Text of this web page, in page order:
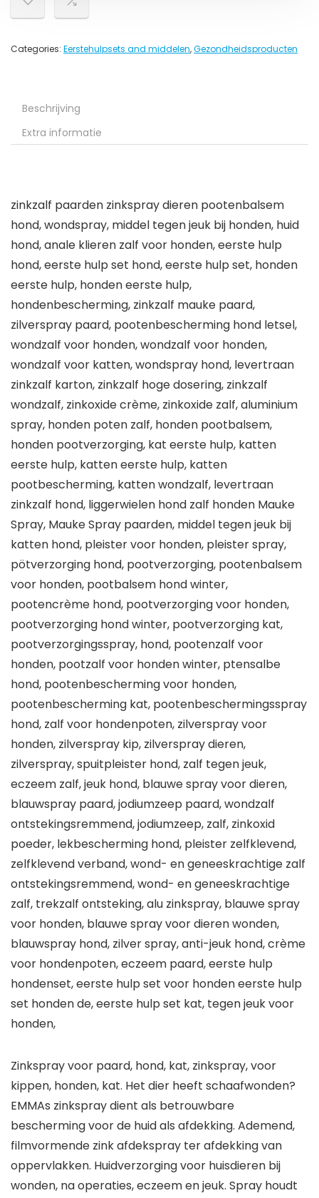
Categories: Eerstehulpsets and middelen,Gezondheidsproducten
Beschrijving
Extra informatie
zinkzalf paarden zinkspray dieren pootenbalsem
hond, wondspray, middel tegen jeuk bij honden, huid
hond, anale klieren zalf voor honden, eerste hulp
hond, eerste hulp set hond, eerste hulp set, honden
eerste hulp, honden eerste hulp,
hondenbescherming, zinkzalf mauke paard,
zilverspray paard, pootenbescherming hond letsel,
wondzalf voor honden, wondzalf voor honden,
wondzalf voor katten, wondspray hond, levertraan
zinkzalf karton, zinkzalf hoge dosering, zinkzalf
wondzalf, zinkoxide crème, zinkoxide zalf, aluminium
spray, honden poten zalf, honden pootbalsem,
honden pootverzorging, kat eerste hulp, katten
eerste hulp, katten eerste hulp, katten
pootbescherming, katten wondzalf, levertraan
zinkzalf hond, liggerwielen hond zalf honden Mauke
Spray, Mauke Spray paarden, middel tegen jeuk bij
katten hond, pleister voor honden, pleister spray,
pötverzorging hond, pootverzorging, pootenbalsem
voor honden, pootbalsem hond winter,
pootencrème hond, pootverzorging voor honden,
pootverzorging hond winter, pootverzorging kat,
pootverzorgingsspray, hond, pootenzalf voor
honden, pootzalf voor honden winter, ptensalbe
hond, pootenbescherming voor honden,
pootenbescherming kat, pootenbeschermingsspray
hond, zalf voor hondenpoten, zilverspray voor
honden, zilverspray kip, zilverspray dieren,
zilverspray, spuitpleister hond, zalf tegen jeuk,
eczeem zalf, jeuk hond, blauwe spray voor dieren,
blauwspray paard, jodiumzeep paard, wondzalf
ontstekingsremmend, jodiumzeep, zalf, zinkoxid
poeder, lekbescherming hond, pleister zelfklevend,
zelfklevend verband, wond- en geneeskrachtige zalf
ontstekingsremmend, wond- en geneeskrachtige
zalf, trekzalf ontsteking, alu zinkspray, blauwe spray
voor honden, blauwe spray voor dieren wonden,
blauwspray hond, zilver spray, anti-jeuk hond, crème
voor hondenpoten, eczeem paard, eerste hulp
hondenset, eerste hulp set voor honden eerste hulp
set honden de, eerste hulp set kat, tegen jeuk voor
honden,
Zinkspray voor paard, hond, kat, zinkspray, voor
kippen, honden, kat. Het dier heeft schaafwonden?
EMMAs zinkspray dient als betrouwbare
bescherming voor de huid als afdekking. Ademend,
filmvormende zink afdekspray ter afdekking van
oppervlakken. Huidverzorging voor huisdieren bij
wonden, na operaties, eczeem en jeuk. Spray houdt